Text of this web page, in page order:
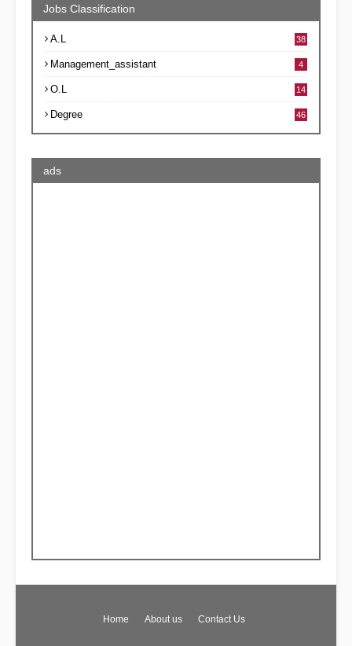
Jobs Classification
A.L 38
Management_assistant 4
O.L 14
Degree 46
ads
Home About us Contact Us